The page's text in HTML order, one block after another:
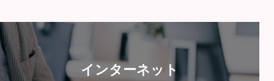
インターネット